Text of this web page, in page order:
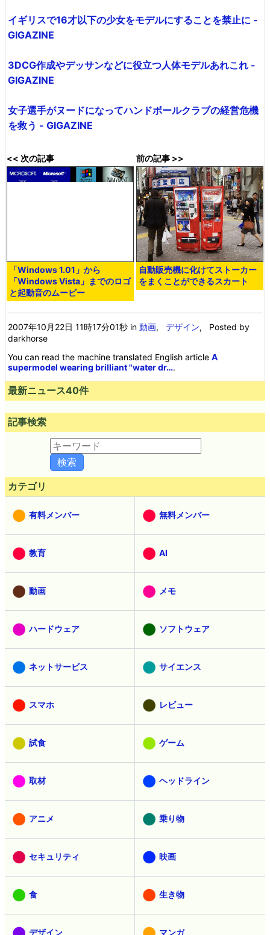
イギリスで16才以下の少女をモデルにすることを禁止に -
GIGAZINE
3DCG作成やデッサンなどに役立つ人体モデルあれこれ -
GIGAZINE
女子選手がヌードになってハンドボールクラブの経営危機
を救う - GIGAZINE
<< 次の記事
「Windows 1.01」から
「Windows Vista」までのロゴ
と起動音のムービー
前の記事 >>
自動販売機に化けてストーカー
をまくことができるスカート
2007年10月22日 11時17分01秒 in動画,デザイン, Posted by
darkhorse
You can read the machine translated English articleA
supermodel wearing brilliant "water dr….
最新ニュース40件
記事検索
カテゴリ
有料メンバー 無料メンバー
教育 AI
動画 メモ
ハードウェア ソフトウェア
ネットサービス サイエンス
スマホ レビュー
試食 ゲーム
取材 ヘッドライン
アニメ 乗り物
セキュリティ 映画
食 生き物
デザイン マンガ